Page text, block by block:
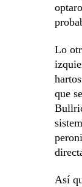
Lo
que
Así